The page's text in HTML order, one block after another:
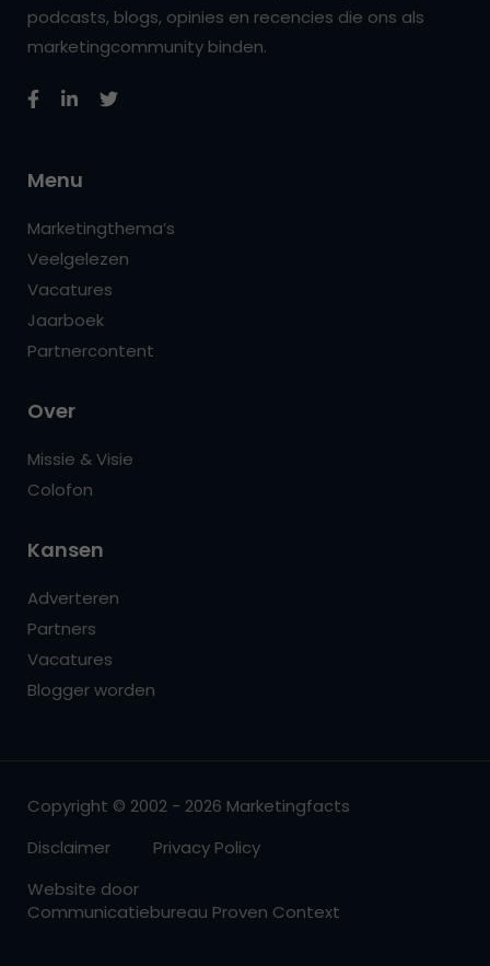
podcasts, blogs, opinies en recencies die ons als
marketingcommunity binden.
Menu
Marketingthema’s
Veelgelezen
Vacatures
Jaarboek
Partnercontent
Over
Missie & Visie
Colofon
Kansen
Adverteren
Partners
Vacatures
Blogger worden
Copyright © 2002 - 2026 Marketingfacts
Disclaimer
Privacy Policy
Website door
Communicatiebureau Proven Context